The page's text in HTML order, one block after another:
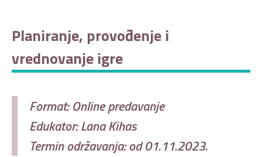
Planiranje, provođenje i
vrednovanje igre
Format: Online predavanje
Edukator: Lana Kihas
Termin održavanja: od 01.11.2023.